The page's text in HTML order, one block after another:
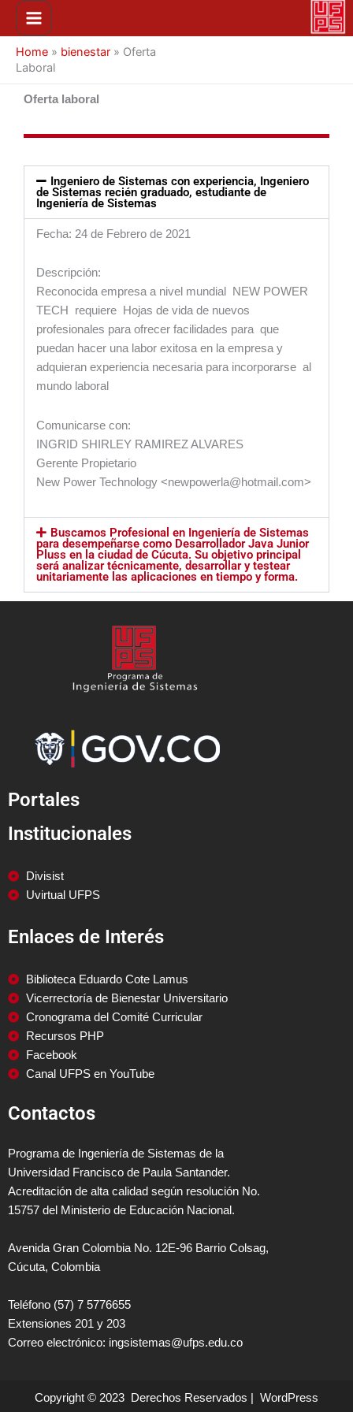
contenido
Main
Menu
Home » bienestar » Oferta
Laboral
Oferta laboral
Ingeniero de Sistemas con experiencia, Ingeniero
de Sistemas recién graduado, estudiante de
Ingeniería de Sistemas
Fecha: 24 de Febrero de 2021
Descripción:
Reconocida empresa a nivel mundial NEW POWER
TECH requiere Hojas de vida de nuevos
profesionales para ofrecer facilidades para que
puedan hacer una labor exitosa en la empresa y
adquieran experiencia necesaria para incorporarse al
mundo laboral
Comunicarse con:
INGRID SHIRLEY RAMIREZ ALVARES
Gerente Propietario
New Power Technology <newpowerla@hotmail.com>
Buscamos Profesional en Ingeniería de Sistemas
para desempeñarse como Desarrollador Java Junior
Pluss en la ciudad de Cúcuta. Su objetivo principal
será analizar técnicamente, desarrollar y testear
unitariamente las aplicaciones en tiempo y forma.
Portales
Institucionales
Divisist
Uvirtual UFPS
Enlaces de Interés
Biblioteca Eduardo Cote Lamus
Vicerrectoría de Bienestar Universitario
Cronograma del Comité Curricular
Recursos PHP
Facebook
Canal UFPS en YouTube
Contactos
Programa de Ingeniería de Sistemas de la
Universidad Francisco de Paula Santander.
Acreditación de alta calidad según resolución No.
15757 del Ministerio de Educación Nacional.
Avenida Gran Colombia No. 12E-96 Barrio Colsag,
Cúcuta, Colombia
Teléfono (57) 7 5776655
Extensiones 201 y 203
Correo electrónico: ingsistemas@ufps.edu.co
Copyright © 2023 Derechos Reservados | WordPress